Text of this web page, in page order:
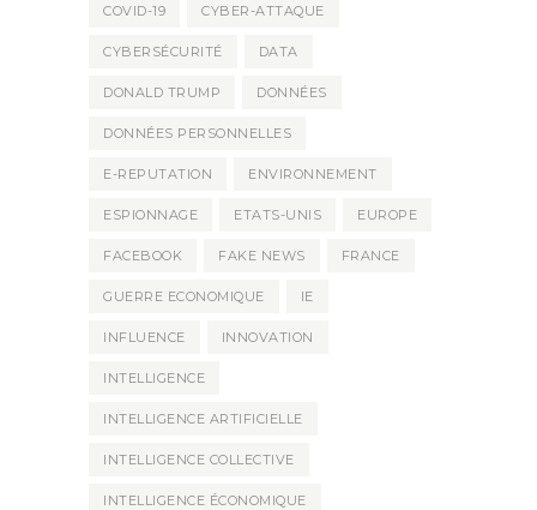
COVID-19 CYBER-ATTAQUE
CYBERSÉCURITÉ DATA
DONALD TRUMP DONNÉES
DONNÉES PERSONNELLES
E-REPUTATION ENVIRONNEMENT
ESPIONNAGE ETATS-UNIS EUROPE
FACEBOOK FAKE NEWS FRANCE
GUERRE ECONOMIQUE IE
INFLUENCE INNOVATION
INTELLIGENCE
INTELLIGENCE ARTIFICIELLE
INTELLIGENCE COLLECTIVE
INTELLIGENCE ÉCONOMIQUE